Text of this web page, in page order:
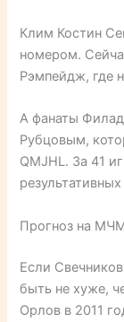
Клим Костин
номером.
Рэмпейдж, где
А фанаты
Рубцовым,
QMJHL. За 41
Прогноз на
Если
быть не хуже,
Орлов в 2011